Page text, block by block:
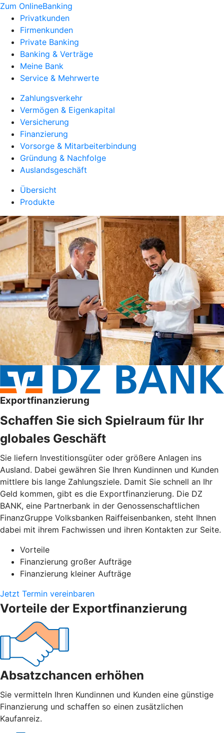
Zum OnlineBanking
Privatkunden
Firmenkunden
Private Banking
Banking & Verträge
Meine Bank
Service & Mehrwerte
Zahlungsverkehr
Vermögen & Eigenkapital
Versicherung
Finanzierung
Vorsorge & Mitarbeiterbindung
Gründung & Nachfolge
Auslandsgeschäft
Übersicht
Produkte
Exportfinanzierung
Schaffen Sie sich Spielraum für Ihr
globales Geschäft
Sie liefern Investitionsgüter oder größere Anlagen ins
Ausland. Dabei gewähren Sie Ihren Kundinnen und Kunden
mittlere bis lange Zahlungsziele. Damit Sie schnell an Ihr
Geld kommen, gibt es die Exportfinanzierung. Die DZ
BANK, eine Partnerbank in der Genossenschaftlichen
FinanzGruppe Volksbanken Raiffeisenbanken, steht Ihnen
dabei mit ihrem Fachwissen und ihren Kontakten zur Seite.
Vorteile
Finanzierung großer Aufträge
Finanzierung kleiner Aufträge
Jetzt Termin vereinbaren
Vorteile der Exportfinanzierung
Absatzchancen erhöhen
Sie vermitteln Ihren Kundinnen und Kunden eine günstige
Finanzierung und schaffen so einen zusätzlichen
Kaufanreiz.